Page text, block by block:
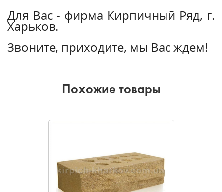
Для Вас - фирма Кирпичный Ряд, г.
Харьков.
Звоните, приходите, мы Вас ждем!
Похожие товары